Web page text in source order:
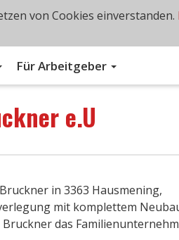
Für Arbeitgeber
e.U
in 3363 Hausmening,
mit komplettem
das
von Cookies einverstanden.